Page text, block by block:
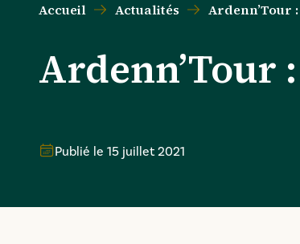
Accueil Actualités Ardenn’Tour
Ardenn’Tour
Publié le 15 juillet 2021